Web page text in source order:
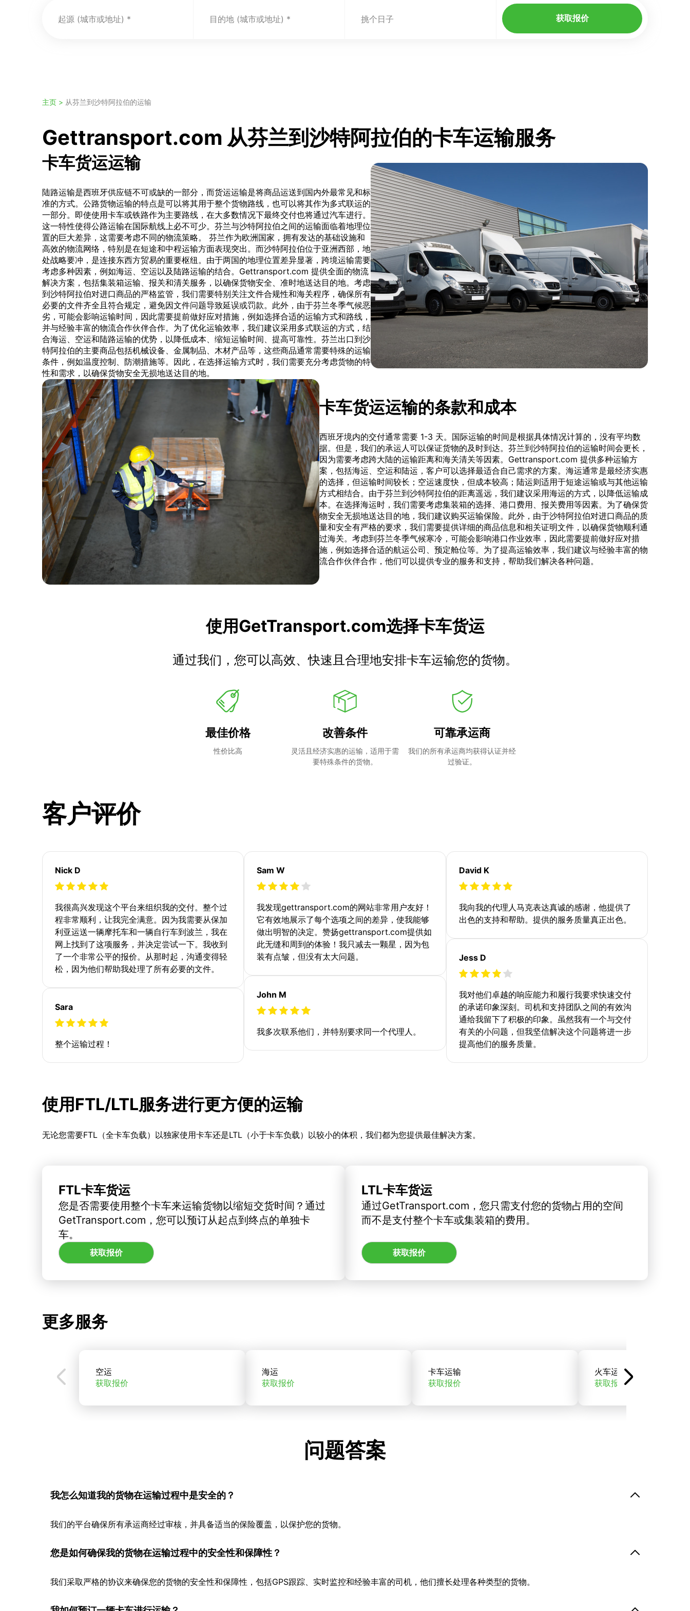
起源 (城市或地址) 目的地 (城市或地址) 挑个日子 获取报价
主页 > 从芬兰到沙特阿拉伯的运输
Gettransport.com 从芬兰到沙特阿拉伯的卡车运输服务
卡车货运运输
陆路运输是西班牙供应链不可或缺的一部分，而货运运输是将商品运送到国内外最常见和标
准的方式。公路货物运输的特点是可以将其用于整个货物路线，也可以将其作为多式联运的
一部分。即使使用卡车或铁路作为主要路线，在大多数情况下最终交付也将通过汽车进行。
这一特性使得公路运输在国际航线上必不可少。芬兰与沙特阿拉伯之间的运输面临着地理位
置的巨大差异，这需要考虑不同的物流策略。 芬兰作为欧洲国家，拥有发达的基础设施和
高效的物流网络，特别是在短途和中程运输方面表现突出。而沙特阿拉伯位于亚洲西部，地
处战略要冲，是连接东西方贸易的重要枢纽。由于两国的地理位置差异显著，跨境运输需要
考虑多种因素，例如海运、空运以及陆路运输的结合。Gettransport.com 提供全面的物流
解决方案，包括集装箱运输、报关和清关服务，以确保货物安全、准时地送达目的地。考虑
到沙特阿拉伯对进口商品的严格监管，我们需要特别关注文件合规性和海关程序，确保所有
必要的文件齐全且符合规定，避免因文件问题导致延误或罚款。此外，由于芬兰冬季气候恶
劣，可能会影响运输时间，因此需要提前做好应对措施，例如选择合适的运输方式和路线，
并与经验丰富的物流合作伙伴合作。为了优化运输效率，我们建议采用多式联运的方式，结
合海运、空运和陆路运输的优势，以降低成本、缩短运输时间、提高可靠性。芬兰出口到沙
特阿拉伯的主要商品包括机械设备、金属制品、木材产品等，这些商品通常需要特殊的运输
条件，例如温度控制、防潮措施等。因此，在选择运输方式时，我们需要充分考虑货物的特
性和需求，以确保货物安全无损地送达目的地。
卡车货运运输的条款和成本
西班牙境内的交付通常需要 1-3 天。国际运输的时间是根据具体情况计算的，没有平均数
据。但是，我们的承运人可以保证货物的及时到达。芬兰到沙特阿拉伯的运输时间会更长，
因为需要考虑跨大陆的运输距离和海关清关等因素。Gettransport.com 提供多种运输方
案，包括海运、空运和陆运，客户可以选择最适合自己需求的方案。海运通常是最经济实惠
的选择，但运输时间较长；空运速度快，但成本较高；陆运则适用于短途运输或与其他运输
方式相结合。由于芬兰到沙特阿拉伯的距离遥远，我们建议采用海运的方式，以降低运输成
本。在选择海运时，我们需要考虑集装箱的选择、港口费用、报关费用等因素。为了确保货
物安全无损地送达目的地，我们建议购买运输保险。此外，由于沙特阿拉伯对进口商品的质
量和安全有严格的要求，我们需要提供详细的商品信息和相关证明文件，以确保货物顺利通
过海关。考虑到芬兰冬季气候寒冷，可能会影响港口作业效率，因此需要提前做好应对措
施，例如选择合适的航运公司、预定舱位等。为了提高运输效率，我们建议与经验丰富的物
流合作伙伴合作，他们可以提供专业的服务和支持，帮助我们解决各种问题。
使用GetTransport.com选择卡车货运
通过我们，您可以高效、快速且合理地安排卡车运输您的货物。
最佳价格
性价比高
改善条件
灵活且经济实惠的运输，适用于需
要特殊条件的货物。
可靠承运商
我们的所有承运商均获得认证并经
过验证。
客户评价
Nick D
我很高兴发现这个平台来组织我的交付。整个过
程非常顺利，让我完全满意。因为我需要从保加
利亚运送一辆摩托车和一辆自行车到波兰，我在
网上找到了这项服务，并决定尝试一下。我收到
了一个非常公平的报价。从那时起，沟通变得轻
松，因为他们帮助我处理了所有必要的文件。
Sara
整个运输过程！
Sam W
我发现gettransport.com的网站非常用户友好！
它有效地展示了每个选项之间的差异，使我能够
做出明智的决定。赞扬gettransport.com提供如
此无缝和周到的体验！我只减去一颗星，因为包
装有点皱，但没有太大问题。
John M
我多次联系他们，并特别要求同一个代理人。
David K
我向我的代理人马克表达真诚的感谢，他提供了
出色的支持和帮助。提供的服务质量真正出色。
Jess D
我对他们卓越的响应能力和履行我要求快速交付
的承诺印象深刻。司机和支持团队之间的有效沟
通给我留下了积极的印象。虽然我有一个与交付
有关的小问题，但我坚信解决这个问题将进一步
提高他们的服务质量。
使用FTL/LTL服务进行更方便的运输
无论您需要FTL（全卡车负载）以独家使用卡车还是LTL（小于卡车负载）以较小的体积，我们都为您提供最佳解决方案。
FTL卡车货运
您是否需要使用整个卡车来运输货物以缩短交货时间？通过
GetTransport.com，您可以预订从起点到终点的单独卡
车。
获取报价
LTL卡车货运
通过GetTransport.com，您只需支付您的货物占用的空间
而不是支付整个卡车或集装箱的费用。
获取报价
更多服务
空运
获取报价
海运
获取报价
卡车运输
获取报价
火车运输
获取报价
问题答案
我怎么知道我的货物在运输过程中是安全的？
我们的平台确保所有承运商经过审核，并具备适当的保险覆盖，以保护您的货物。
您是如何确保我的货物在运输过程中的安全性和保障性？
我们采取严格的协议来确保您的货物的安全性和保障性，包括GPS跟踪、实时监控和经验丰富的司机，他们擅长处理各种类型的货物。